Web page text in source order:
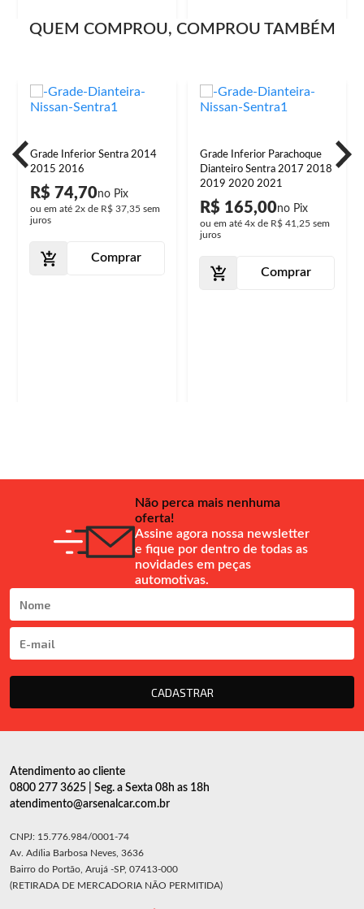
QUEM COMPROU, COMPROU TAMBÉM
Grade Inferior Sentra 2014
2015 2016
R$ 74,70
ou em até 2x de R$ 37,35 sem
juros
Comprar
Grade Inferior Parachoque
Dianteiro Sentra 2017 2018
2019 2020 2021
R$ 165,00
ou em até 4x de R$ 41,25 sem
juros
Comprar
Não perca mais nenhuma
oferta!
Assine agora nossa newsletter
e fique por dentro de todas as
novidades em peças
automotivas.
CADASTRAR
Atendimento ao cliente
0800 277 3625 | Seg. a Sexta 08h as 18h
atendimento@arsenalcar.com.br
CNPJ: 15.776.984/0001-74
Av. Adília Barbosa Neves, 3636
Bairro do Portão, Arujá -SP, 07413-000
(RETIRADA DE MERCADORIA NÃO PERMITIDA)